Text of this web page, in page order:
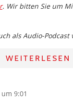
. Wir bitten Sie um
als Audio-Podcast
WEITERLESEN
9:01